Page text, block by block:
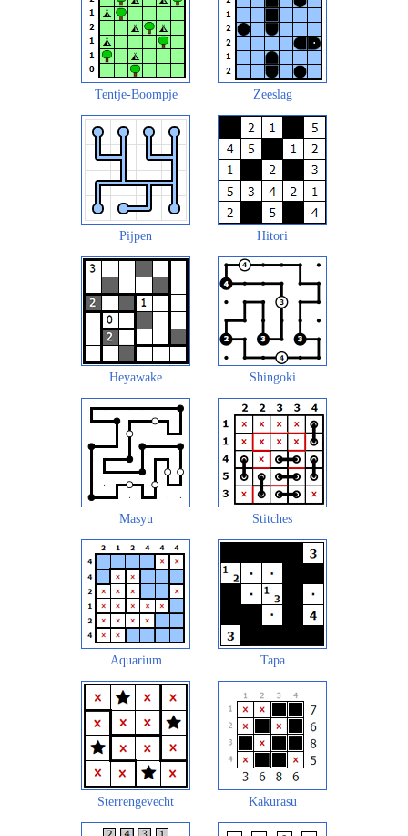
Tentje-Boompje Zeeslag
Pijpen Hitori
Heyawake Shingoki
Masyu Stitches
Aquarium Tapa
Sterrengevecht Kakurasu